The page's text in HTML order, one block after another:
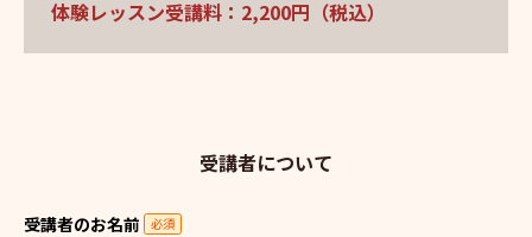
体験レッスン受講料：2,200円（税込）
受講者について
受講者のお名前 必須